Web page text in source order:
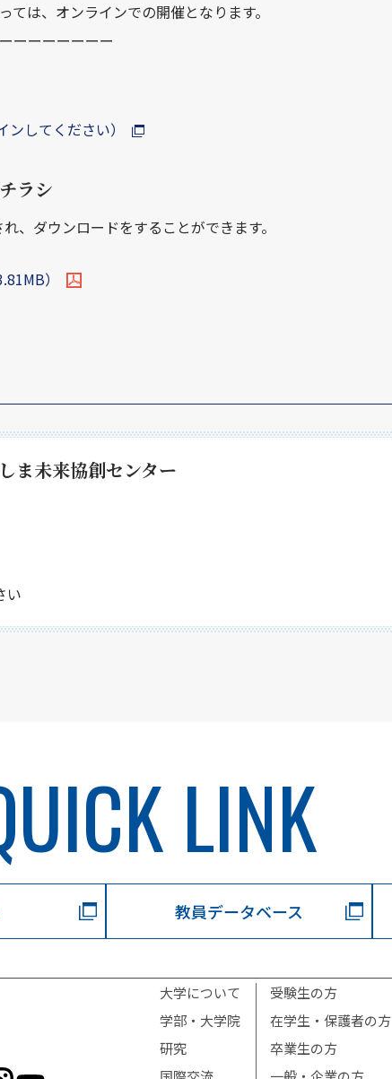
は、オンラインでの開催となります。
ーーーーーーー
してください）
ラシ
、ダウンロードをすることができます。
）
ま未来協創センター
い
LINK
教員データベース
大学について
学部・大学院
研究
受験生の方
在学生・保護者の方
卒業生の方